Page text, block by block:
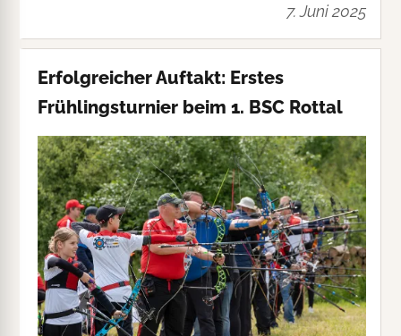
7. Juni 2025
Erfolgreicher Auftakt: Erstes
Frühlingsturnier beim 1. BSC Rottal